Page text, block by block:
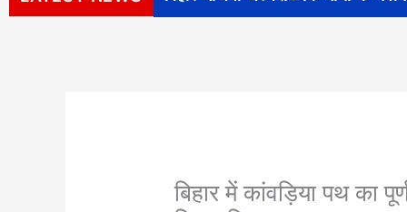
बिहार में कांवड़िया पथ का